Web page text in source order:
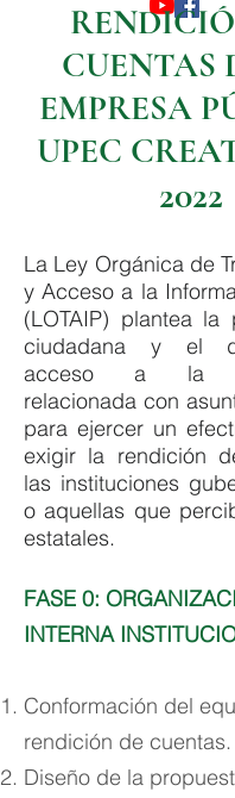
CUENTAS
EMPRESA
UPEC
2022
La Ley Orgánica de
y Acceso a la
(LOTAIP) plantea la
ciudadana y el
acceso a la
relacionada con
para ejercer un
exigir la rendición
las instituciones
o aquellas que
estatales.
FASE 0:
INTERNA
Conformación del
rendición de cuentas.
Diseño de la